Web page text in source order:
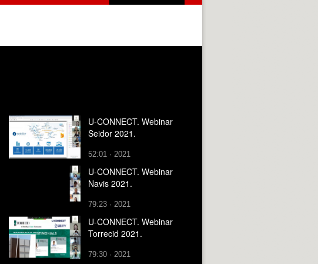
U-CONNECT. Webinar
Seidor 2021.
52:01 · 2021
U-CONNECT. Webinar
Navis 2021.
79:23 · 2021
U-CONNECT. Webinar
Torrecid 2021.
79:30 · 2021